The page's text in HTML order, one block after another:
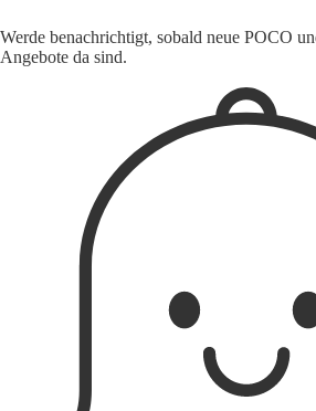
Werde benachrichtigt, sobald neue POCO
Angebote da sind.